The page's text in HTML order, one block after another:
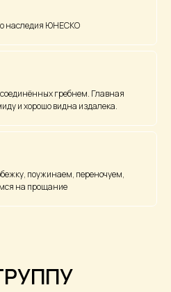
наследия ЮНЕСКО
гребнем. Главная
и хорошо видна издалека.
поужинаем, переночуем,
на прощание